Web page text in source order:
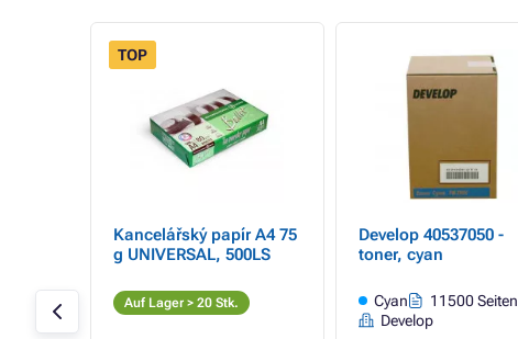
TOP
Kancelářský papír A4 75
g UNIVERSAL, 500LS
Auf Lager > 20 Stk.
Develop 40537050 -
toner, cyan
Cyan
11500 Seiten
Develop